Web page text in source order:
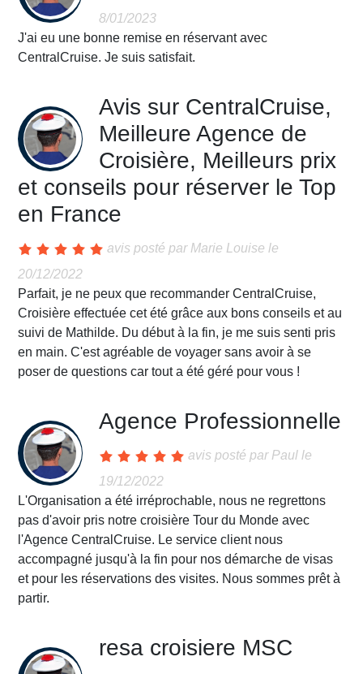
8/01/2023
J'ai eu une bonne remise en réservant avec
CentralCruise. Je suis satisfait.
Avis sur CentralCruise,
Meilleure Agence de
Croisière, Meilleurs prix
et conseils pour réserver le Top
en France
avis posté par Marie Louise le
20/12/2022
Parfait, je ne peux que recommander CentralCruise,
Croisière effectuée cet été grâce aux bons conseils et au
suivi de Mathilde. Du début à la fin, je me suis senti pris
en main. C'est agréable de voyager sans avoir à se
poser de questions car tout a été géré pour vous !
Agence Professionnelle
avis posté par Paul le
19/12/2022
L'Organisation a été irréprochable, nous ne regrettons
pas d'avoir pris notre croisière Tour du Monde avec
l'Agence CentralCruise. Le service client nous
accompagné jusqu'à la fin pour nos démarche de visas
et pour les réservations des visites. Nous sommes prêt à
partir.
resa croisiere MSC